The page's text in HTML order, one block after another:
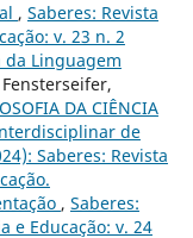
, Saberes: Revista
v. 23 n. 2
da Linguagem
DA CIÊNCIA
de
Saberes: Revista
, Saberes:
e Educação: v. 24